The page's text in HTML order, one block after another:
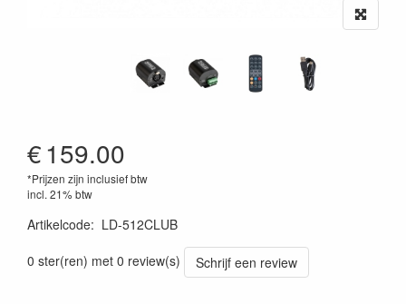
€159.00
*Prijzen zijn inclusief btw
incl. 21% btw
Artikelcode: LD-512CLUB
0 ster(ren) met 0 review(s)
Schrijf een review